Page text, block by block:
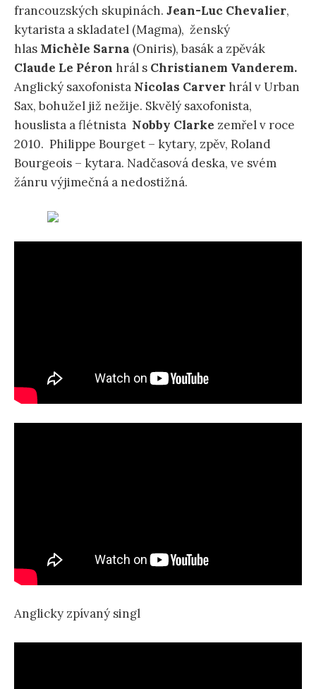
francouzských skupinách. Jean-Luc Chevalier,
kytarista a skladatel (Magma), ženský
hlas Michèle Sarna (Oniris), basák a zpěvák
Claude Le Péron hrál s Christianem Vanderem.
Anglický saxofonista Nicolas Carverhrál v Urban
Sax, bohužel již nežije. Skvělý saxofonista,
houslista a flétnista Nobby Clarke zemřel v roce
2010. Philippe Bourget – kytary, zpěv, Roland
Bourgeois – kytara. Nadčasová deska, ve svém
žánru výjimečná a nedostižná.
Anglicky zpívaný singl